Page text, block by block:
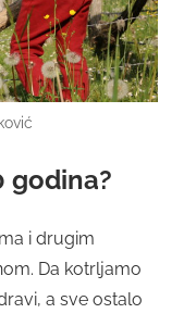
godina?
i drugim
Da kotrljamo
a sve ostalo